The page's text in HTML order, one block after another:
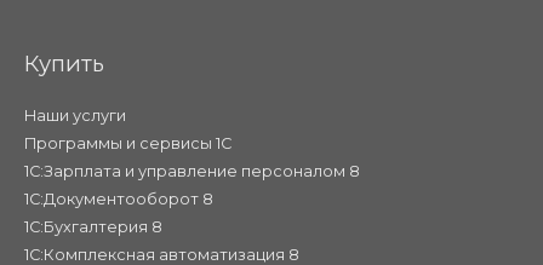
Купить
Наши услуги
Программы и сервисы 1С
1С:Зарплата и управление персоналом 8
1С:Документооборот 8
1С:Бухгалтерия 8
1С:Комплексная автоматизация 8